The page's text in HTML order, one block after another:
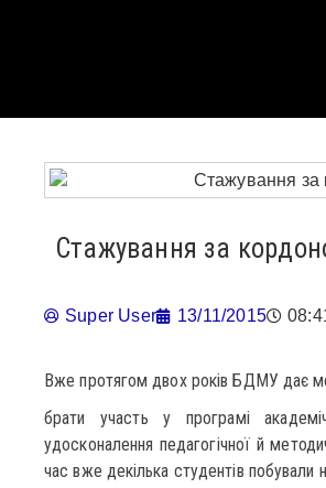
Стажування за
Super User 13/11/2015
Вже протягом двох років БДМУ дає
брати участь у програмі
удосконалення педагогічної й
час вже декілька студентів побували